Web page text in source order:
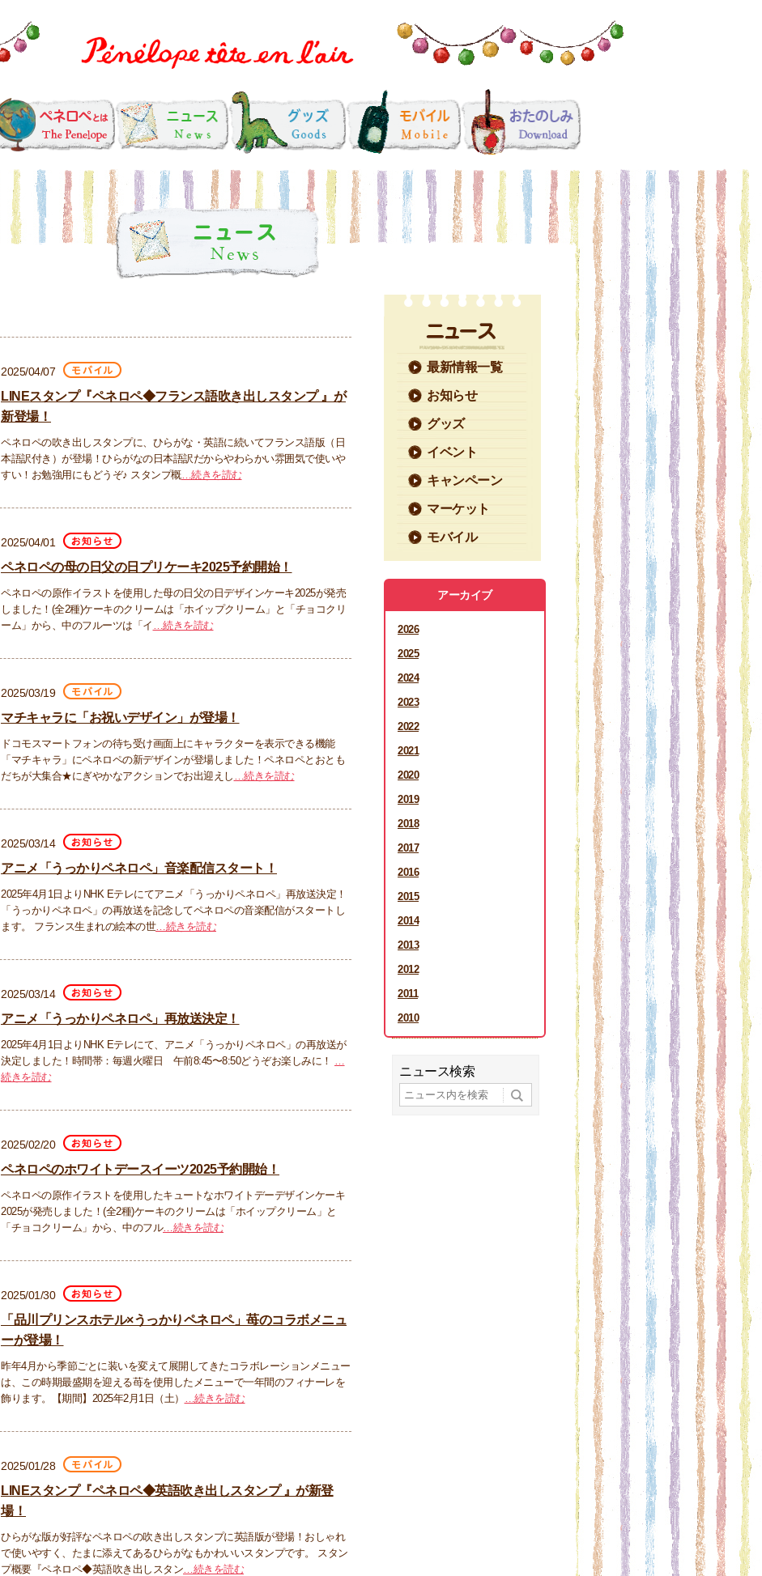
2025/04/07
LINEスタンプ『ペネロペ◆フランス語吹き出しスタンプ 』が
新登場！
ペネロペの吹き出しスタンプに、ひらがな・英語に続いてフランス語版（日
本語訳付き）が登場！ひらがなの日本語訳だからやわらかい雰囲気で使いや
すい！お勉強用にもどうぞ♪ スタンプ概…続きを読む
2025/04/01
ペネロペの母の日父の日プリケーキ2025予約開始！
ペネロペの原作イラストを使用した母の日父の日デザインケーキ2025が発売
しました！(全2種)ケーキのクリームは「ホイップクリーム」と「チョコクリ
ーム」から、中のフルーツは「イ …続きを読む
2025/03/19
マチキャラに「お祝いデザイン」が登場！
ドコモスマートフォンの待ち受け画面上にキャラクターを表示できる機能
「マチキャラ」にペネロペの新デザインが登場しました！ペネロペとおとも
だちが大集合★にぎやかなアクションでお出迎えし …続きを読む
2025/03/14
アニメ「うっかりペネロペ」音楽配信スタート！
2025年4月1日よりNHK Eテレにてアニメ「うっかりペネロペ」再放送決定！
「うっかりペネロペ」の再放送を記念してペネロペの音楽配信がスタートし
ます。 フランス生まれの絵本の世…続きを読む
2025/03/14
アニメ「うっかりペネロペ」再放送決定！
2025年4月1日よりNHK Eテレにて、アニメ「うっかりペネロペ」の再放送が
決定しました！時間帯：毎週火曜日 午前8:45〜8:50どうぞお楽しみに！ …
続きを読む
2025/02/20
ペネロペのホワイトデースイーツ2025予約開始！
ペネロペの原作イラストを使用したキュートなホワイトデーデザインケーキ
2025が発売しました！(全2種)ケーキのクリームは「ホイップクリーム」と
「チョコクリーム」から、中のフル…続きを読む
2025/01/30
「品川プリンスホテル×うっかりペネロペ」苺のコラボメニュ
ーが登場！
昨年4月から季節ごとに装いを変えて展開してきたコラボレーションメニュー
は、この時期最盛期を迎える苺を使用したメニューで一年間のフィナーレを
飾ります。【期間】2025年2月1日（土） …続きを読む
2025/01/28
LINEスタンプ『ペネロペ◆英語吹き出しスタンプ 』が新登
場！
ひらがな版が好評なペネロペの吹き出しスタンプに英語版が登場！おしゃれ
で使いやすく、たまに添えてあるひらがなもかわいいスタンプです。 スタン
プ概要『ペネロペ◆英語吹き出しスタン…続きを読む
最新情報一覧
お知らせ
グッズ
イベント
キャンペーン
マーケット
モバイル
アーカイブ
2026
2025
2024
2023
2022
2021
2020
2019
2018
2017
2016
2015
2014
2013
2012
2011
2010
ニュース検索